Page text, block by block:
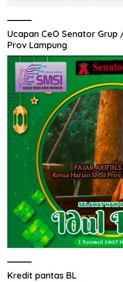
Ucapan CeO Senator Grup
Prov Lampung
Kredit pantas BL